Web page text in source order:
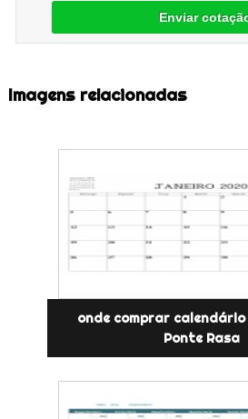
Enviar
Imagens relacionadas
onde comprar calendário
Ponte Rasa